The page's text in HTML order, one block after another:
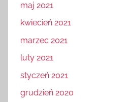
maj 2021
kwiecień 2021
marzec 2021
luty 2021
styczeń 2021
grudzień 2020